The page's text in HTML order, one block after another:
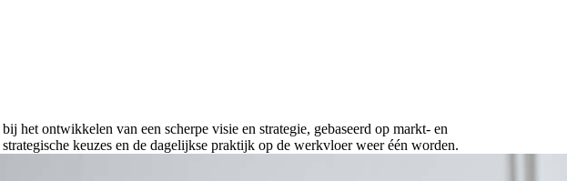
het ontwikkelen van een scherpe visie en strategie, gebaseerd op markt- en
keuzes en de dagelijkse praktijk op de werkvloer weer één worden.